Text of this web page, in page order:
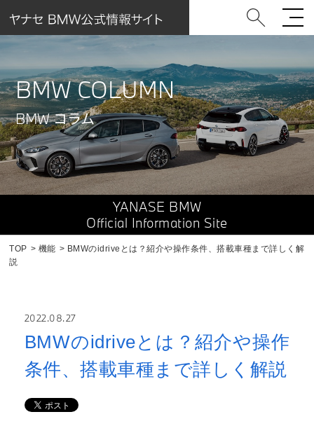
BMW COLUMN
BMW コラム
YANASE BMW
Official Information Site
TOP 機能
BMWのidriveとは？紹介や操作条件、搭載車種まで詳しく解
説
2022.08.27
BMWのidriveとは？紹介や操作
条件、搭載車種まで詳しく解説